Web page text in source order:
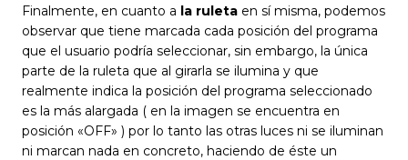
Finalmente, en cuanto a la ruleta en sí misma, podemos
observar que tiene marcada cada posición del programa
que el usuario podría seleccionar, sin embargo, la única
parte de la ruleta que al girarla se ilumina y que
realmente indica la posición del programa seleccionado
es la más alargada ( en la imagen se encuentra en
posición «OFF» ) por lo tanto las otras luces ni se iluminan
ni marcan nada en concreto, haciendo de éste un